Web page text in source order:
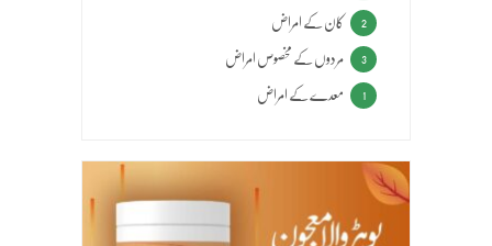
کان کے امراض 2
مردوں کے مخصوص امراض 3
معدے کے امراض 1